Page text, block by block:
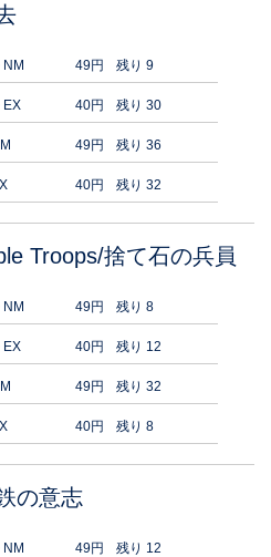
NM 49円 残り 9
EX 40円 残り 30
49円 残り 36
40円 残り 32
Troops/捨て石の兵員
NM 49円 残り 8
EX 40円 残り 12
49円 残り 32
40円 残り 8
の意志
NM 49円 残り 12